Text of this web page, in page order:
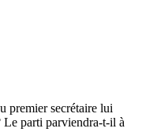
premier secrétaire lui
Le parti parviendra-t-il à